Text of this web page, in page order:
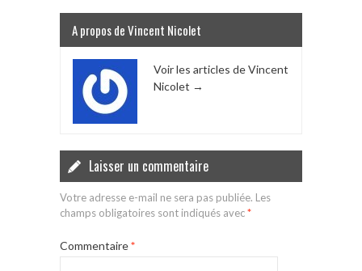
A propos de Vincent Nicolet
Voir les articles de Vincent
Nicolet →
Laisser un commentaire
Votre adresse e-mail ne sera pas publiée. Les
champs obligatoires sont indiqués avec*
Commentaire*